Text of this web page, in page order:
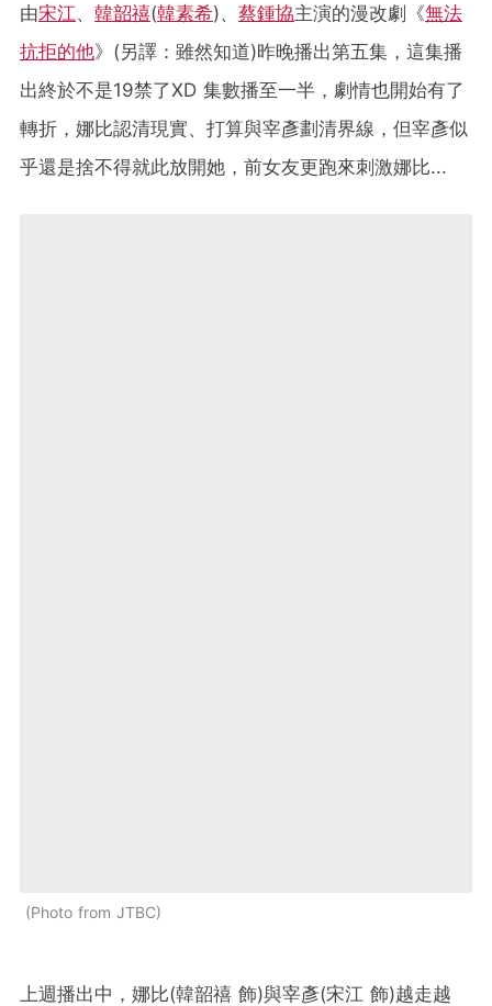
由宋江、 韓韶禧(韓素希)、 蔡鍾協主演的漫改劇《無法
抗拒的他》(另譯：雖然知道)昨晚播出第五集，這集播
出終於不是19禁了XD 集數播至一半，劇情也開始有了
轉折，娜比認清現實、打算與宰彥劃清界線，但宰彥似
乎還是捨不得就此放開她，前女友更跑來刺激娜比...
Photo from JTBC
上週播出中，娜比(韓韶禧 飾)與宰彥(宋江 飾)越走越